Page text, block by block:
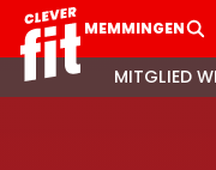
MEMMINGEN
MITGLIED